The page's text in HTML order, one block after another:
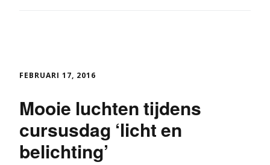
FEBRUARI 17, 2016
Mooie luchten tijdens
cursusdag ‘licht en
belichting’